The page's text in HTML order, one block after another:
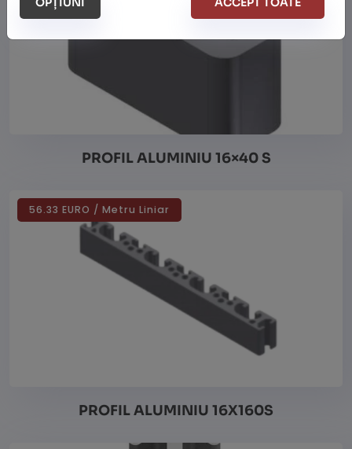
PROFIL ALUMINIU 16×40 S
56.33 EURO / Metru Liniar
PROFIL ALUMINIU 16X160S